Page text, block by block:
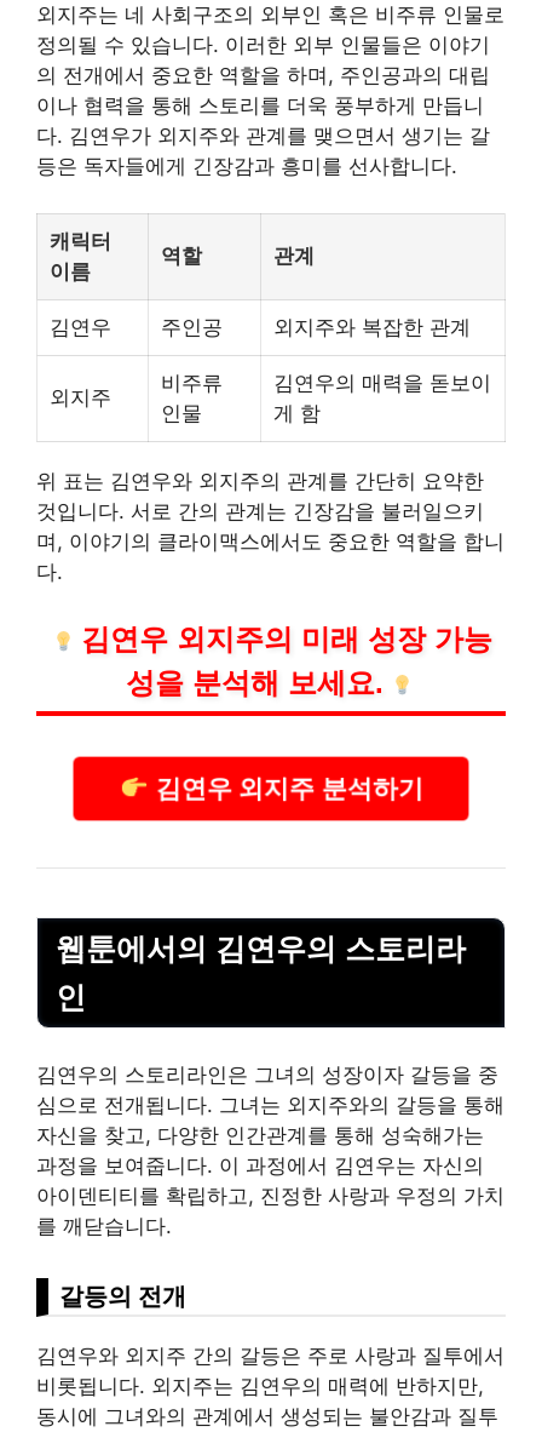
외지주는 네 사회구조의 외부인 혹은 비주류 인물로
정의될 수 있습니다. 이러한 외부 인물들은 이야기
의 전개에서 중요한 역할을 하며, 주인공과의 대립
이나 협력을 통해 스토리를 더욱 풍부하게 만듭니
다. 김연우가 외지주와 관계를 맺으면서 생기는 갈
등은 독자들에게 긴장감과 흥미를 선사합니다.
캐릭터
이름
역할 관계
김연우 주인공 외지주와 복잡한 관계
외지주
비주류
인물
김연우의 매력을 돋보이
게 함
위 표는 김연우와 외지주의 관계를 간단히 요약한
것입니다. 서로 간의 관계는 긴장감을 불러일으키
며, 이야기의 클라이맥스에서도 중요한 역할을 합니
다.
김연우 외지주의 미래 성장 가능
성을 분석해 보세요.
김연우 외지주 분석하기
웹툰에서의 김연우의 스토리라
인
김연우의 스토리라인은 그녀의 성장이자 갈등을 중
심으로 전개됩니다. 그녀는 외지주와의 갈등을 통해
자신을 찾고, 다양한 인간관계를 통해 성숙해가는
과정을 보여줍니다. 이 과정에서 김연우는 자신의
아이덴티티를 확립하고, 진정한 사랑과 우정의 가치
를 깨닫습니다.
갈등의 전개
김연우와 외지주 간의 갈등은 주로 사랑과 질투에서
비롯됩니다. 외지주는 김연우의 매력에 반하지만,
동시에 그녀와의 관계에서 생성되는 불안감과 질투